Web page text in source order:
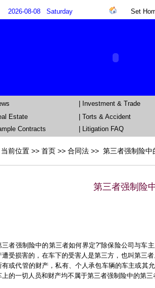
2026-08-08 Saturday Set
Investment & Trade
Estate Torts & Accident
Contracts | Litigation FAQ
当前位置 >> 首页 >> 合同法 >> 第三者强制险中
第三者强制险
三者强制险中的第三者如何界定?“除保险公司与车
遭受损害的，在车下的受害人是第三方，也叫第三
有或代管的财产，私有、个人承包车辆的车主或其
上的一切人员和财产均不属于第三者强制险中的第三